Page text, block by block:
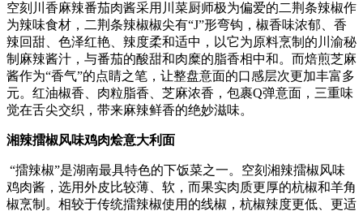
空刻川香麻辣番茄肉酱采用川菜厨师极为偏爱的二荆条辣椒作
为辣味食材，二荆条辣椒椒尖有“J”形弯钩，椒香味浓郁、香
辣回甜、色泽红艳、辣度柔和适中，以它为原料烹制的川渝秘
制麻辣酱汁，与番茄的酸甜和肉糜的脂香相中和。而焙煎芝麻
酱作为“香气”的点睛之笔，让整盘意面的口感层次更加丰富多
元。红油椒香、肉粒脂香、芝麻浓香，包裹Q弹意面，三重味
觉在舌尖交织，带来麻辣鲜香的绝妙滋味。
湘辣擂椒风味鸡肉烩意大利面
“擂辣椒”是湖南最具特色的下饭菜之一。空刻湘辣擂椒风味
鸡肉酱，选用外皮比较薄、软，而果实肉质更厚的杭椒和羊角
椒烹制。相较于传统擂辣椒使用的线椒，杭椒辣度更低、更适